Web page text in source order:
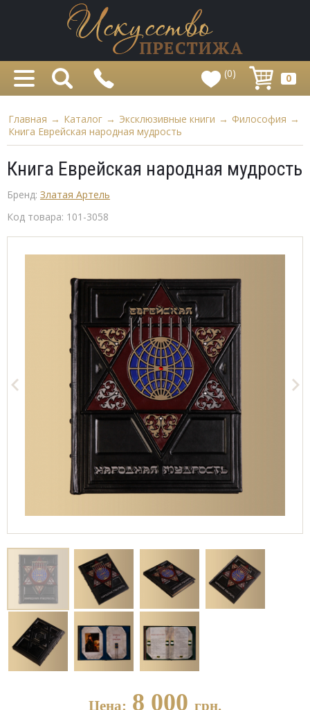
(0) 0
Главная → Каталог → Эксклюзивные книги → Философия →
Книга Еврейская народная мудрость
Книга Еврейская народная мудрость
Бренд: Златая Артель
Код товара: 101-3058
Цена: 8 000 грн.